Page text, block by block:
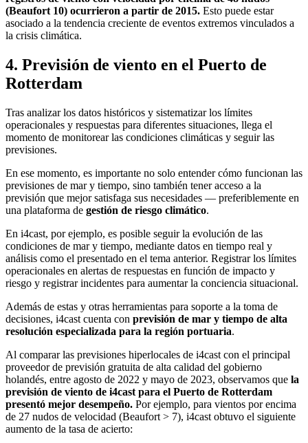
(Beaufort 10) ocurrieron a partir de 2015. Esto puede estar
asociado a la tendencia creciente de eventos extremos vinculados a
la crisis climática.
4. Previsión de viento en el Puerto de
Rotterdam
Tras analizar los datos históricos y sistematizar los límites
operacionales y respuestas para diferentes situaciones, llega el
momento de monitorear las condiciones climáticas y seguir las
previsiones.
En ese momento, es importante no solo entender cómo funcionan las
previsiones de mar y tiempo, sino también tener acceso a la
previsión que mejor satisfaga sus necesidades — preferiblemente en
una plataforma de gestión de riesgo climático.
En i4cast, por ejemplo, es posible seguir la evolución de las
condiciones de mar y tiempo, mediante datos en tiempo real y
análisis como el presentado en el tema anterior. Registrar los límites
operacionales en alertas de respuestas en función de impacto y
riesgo y registrar incidentes para aumentar la conciencia situacional.
Además de estas y otras herramientas para soporte a la toma de
decisiones, i4cast cuenta con previsión de mar y tiempo de alta
resolución especializada para la región portuaria.
Al comparar las previsiones hiperlocales de i4cast con el principal
proveedor de previsión gratuita de alta calidad del gobierno
holandés, entre agosto de 2022 y mayo de 2023, observamos que la
previsión de viento de i4cast para el Puerto de Rotterdam
presentó mejor desempeño. Por ejemplo, para vientos por encima
de 27 nudos de velocidad (Beaufort > 7), i4cast obtuvo el siguiente
aumento de la tasa de acierto: